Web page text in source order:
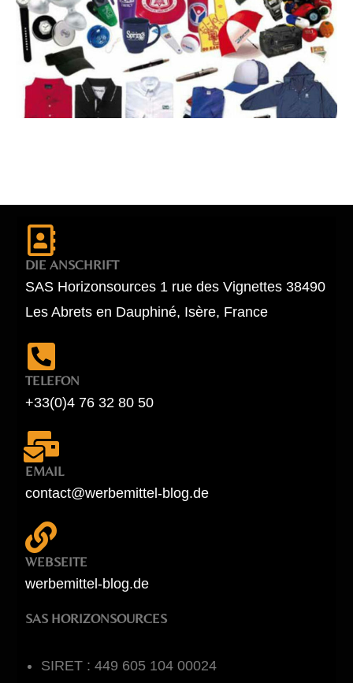
DIE ANSCHRIFT
SAS Horizonsources 1 rue des Vignettes 38490
Les Abrets en Dauphiné, Isère, France
TELEFON
+33(0)4 76 32 80 50
EMAIL
contact@werbemittel-blog.de
WEBSEITE
werbemittel-blog.de
SAS HORIZONSOURCES
SIRET : 449 605 104 00024